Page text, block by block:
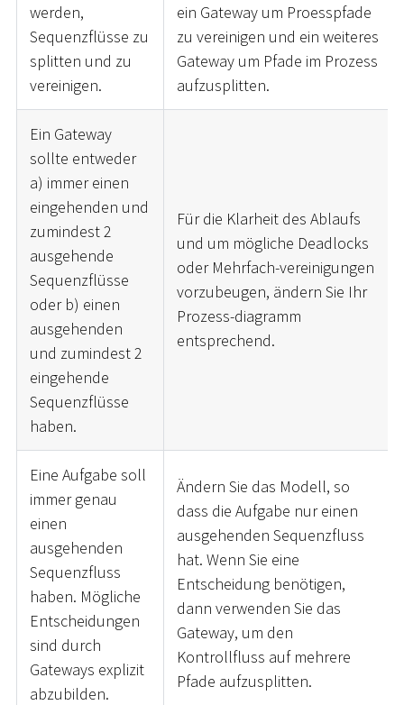
werden,
Sequenzflüsse zu
splitten und zu
vereinigen.
ein Gateway um Proesspfade
zu vereinigen und ein weiteres
Gateway um Pfade im Prozess
aufzusplitten.
Ein Gateway
sollte entweder
a) immer einen
eingehenden und
zumindest 2
ausgehende
Sequenzflüsse
oder b) einen
ausgehenden
und zumindest 2
eingehende
Sequenzflüsse
haben.
Für die Klarheit des Ablaufs
und um mögliche Deadlocks
oder Mehrfach-vereinigungen
vorzubeugen, ändern Sie Ihr
Prozess-diagramm
entsprechend.
Eine Aufgabe soll
immer genau
einen
ausgehenden
Sequenzfluss
haben. Mögliche
Entscheidungen
sind durch
Gateways explizit
abzubilden.
Ändern Sie das Modell, so
dass die Aufgabe nur einen
ausgehenden Sequenzfluss
hat. Wenn Sie eine
Entscheidung benötigen,
dann verwenden Sie das
Gateway, um den
Kontrollfluss auf mehrere
Pfade aufzusplitten.